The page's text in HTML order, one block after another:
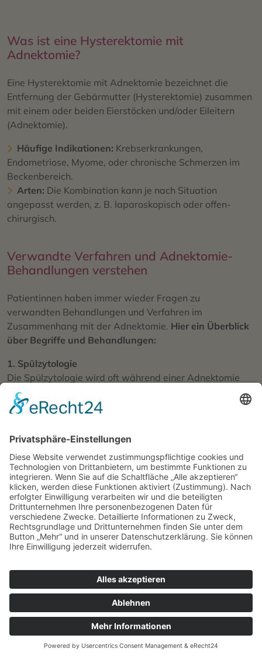
Was ist eine Hysterektomie mit
Adnektomie?
Eine Hysterektomie mit Adnektomie bezeichnet die
Entfernung der Gebärmutter (Hysterektomie) zusammen
mit einem oder beiden Eierstöcken und/oder Eileitern
(Adnektomie).
Häufige Indikationen: Krebserkrankungen,
Endometriose, Myome, oder chronische Schmerzen im
Beckenbereich.
Arten: Die Kombination kann je nach Situation
angepasst werden, z. B. laparoskopisch oder offen-
chirurgisch.
Verwandte Verfahren und Adnektomie-
Behandlungen verstehen
Patientinnen haben immer wieder Fragen zu
verwandten Behandlungen und Verfahren im
Zusammenhang mit der Adnektomie. Hier ein Überblick
über Begriffe und Behandlungen:
1. Spülzytologie
Die Spülzytologie wird oft während einer Adnektomie
durchgeführt, insbesondere bei Verdacht auf
Adnextumorenoder Krebs. Sie hilft, Tumorzellen im
Ausmaß der Erkrankung zu bestätigen.
2. Adnexexstirpation und Adnektomie
Beide Begriffe beziehen sich auf die Entfernung der
Eierstöcke und/oder Eileiter. Während "Adnektomie" der
Oberbegriff ist, wird "Adnexexstirpation" häufig
synonym verwendet.
3. Adnextumor
Adnextumoren(gutartig oder bösartig) sind häufig der
um die Tumoren zu entfernen und eventuell eine weitere
Ausbreitung zu verhindern.
4. Omentektomie
Eine Omentektomie wird bei bösartigen
oft zusammen mit einer Adnektomie durchgeführt. Das